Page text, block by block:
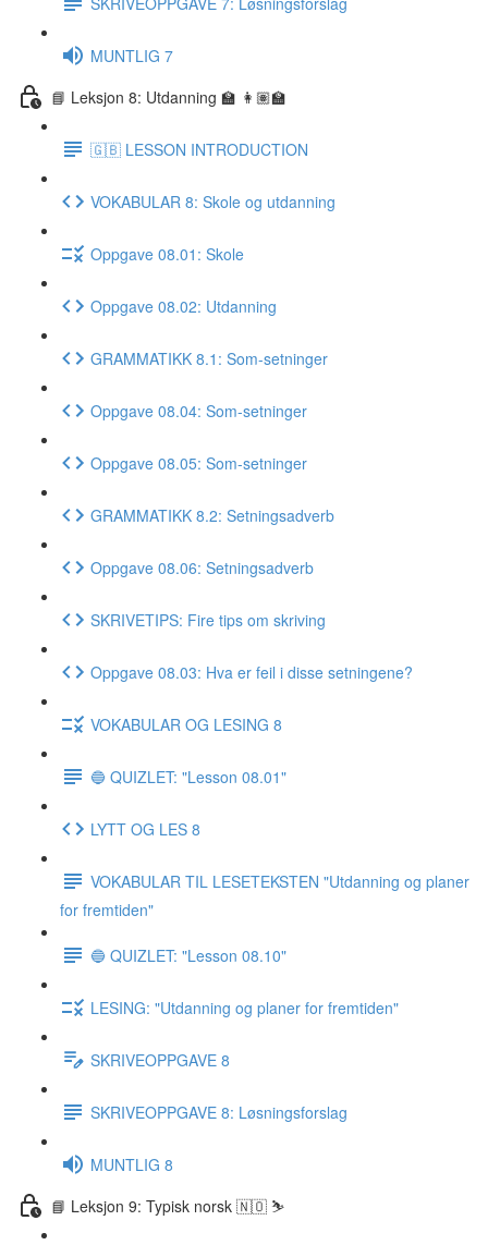
MUNTLIG 7
📘 Leksjon 8: Utdanning 🏫 👩🏽‍🏫
🇬🇧 LESSON INTRODUCTION
VOKABULAR 8: Skole og utdanning
Oppgave 08.01: Skole
Oppgave 08.02: Utdanning
GRAMMATIKK 8.1: Som-setninger
Oppgave 08.04: Som-setninger
Oppgave 08.05: Som-setninger
GRAMMATIKK 8.2: Setningsadverb
Oppgave 08.06: Setningsadverb
SKRIVETIPS: Fire tips om skriving
Oppgave 08.03: Hva er feil i disse setningene?
VOKABULAR OG LESING 8
🔵 QUIZLET: "Lesson 08.01"
LYTT OG LES 8
VOKABULAR TIL LESETEKSTEN "Utdanning og planer
for fremtiden"
🔵 QUIZLET: "Lesson 08.10"
LESING: "Utdanning og planer for fremtiden"
SKRIVEOPPGAVE 8
SKRIVEOPPGAVE 8: Løsningsforslag
MUNTLIG 8
📘 Leksjon 9: Typisk norsk 🇳🇴 ⛷